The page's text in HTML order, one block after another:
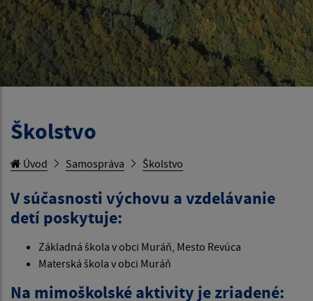
Školstvo
Úvod Samospráva Školstvo
V súčasnosti výchovu a vzdelávanie
detí poskytuje:
Základná škola v obci Muráň, Mesto Revúca
Materská škola v obci Muráň
Na mimoškolské aktivity je zriadené: